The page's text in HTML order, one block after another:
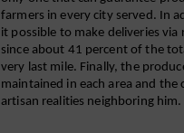
farmers in every city served. In
it possible to make deliveries
since about 41 percent of the
very last mile. Finally, the
maintained in each area and
artisan realities neighboring him.